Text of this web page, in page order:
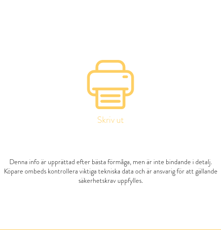
Skriv ut
Denna info är upprättad efter bästa förmåga, men är inte bindande i detalj.
Köpare ombeds kontrollera viktiga tekniska data och är ansvarig för att gällande
säkerhetskrav uppfylles.